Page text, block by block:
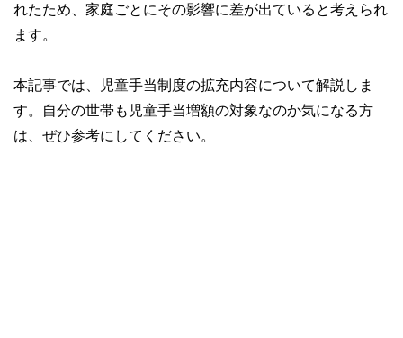
れたため、家庭ごとにその影響に差が出ていると考えられ
ます。
本記事では、児童手当制度の拡充内容について解説しま
す。自分の世帯も児童手当増額の対象なのか気になる方
は、ぜひ参考にしてください。